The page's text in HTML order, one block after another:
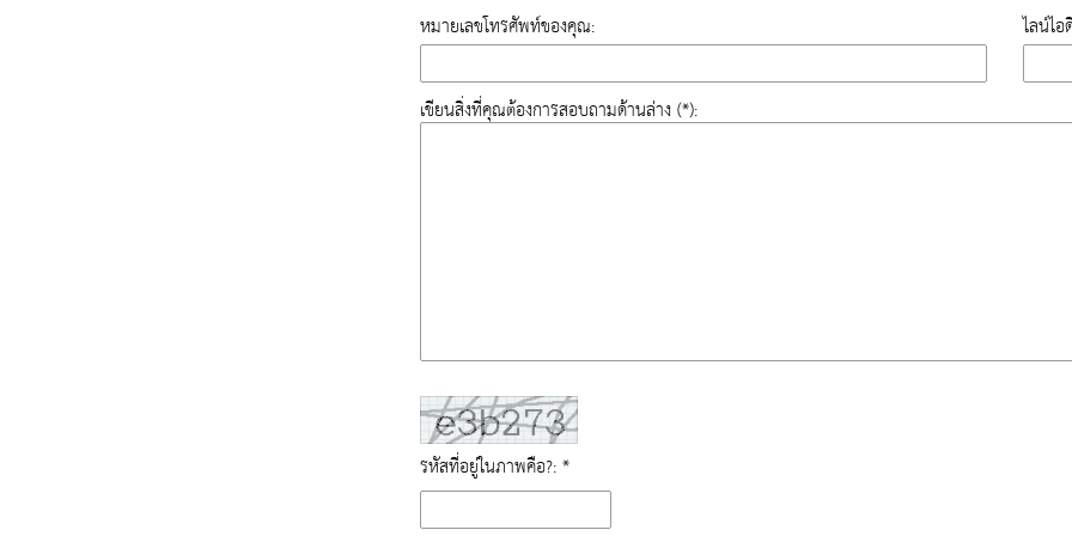
หมายเลขโทรศัพท์ของคุณ: ไลน์ไ
เขียนสิ่งที่คุณต้องการสอบถามด้านล่าง (*):
รหัสที่อยู่ในภาพคือ?: *